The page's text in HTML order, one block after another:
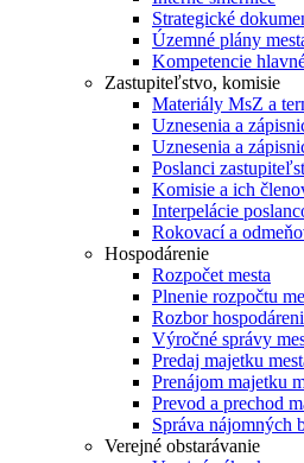
Strategické
Územné plány
Kompetencie
Zastupiteľstvo, komisie
Materiály MsZ a
Uznesenia a
Uznesenia a
Poslanci
Komisie a ich
Interpelácie
Rokovací a
Hospodárenie
Rozpočet mesta
Plnenie rozpočtu
Rozbor
Výročné správy
Predaj majetku
Prenájom majetku
Prevod a prechod
Správa nájomných
Verejné obstarávanie